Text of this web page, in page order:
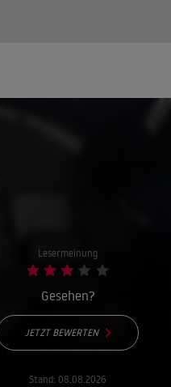
Lesermeinung
Gesehen?
JETZT BEWERTEN
Stand: 08.08.2026